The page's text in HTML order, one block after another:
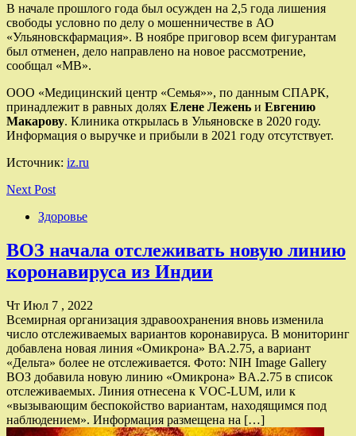
В начале прошлого года был осужден на 2,5 года лишения
свободы условно по делу о мошенничестве в АО
«Ульяновскфармация». В ноябре приговор всем фигурантам
был отменен, дело направлено на новое рассмотрение,
сообщал «МВ».
ООО «Медицинский центр «Семья»», по данным СПАРК,
принадлежит в равных долях Елене Лежень и Евгению
Макарову. Клиника открылась в Ульяновске в 2020 году.
Информация о выручке и прибыли в 2021 году отсутствует.
Источник: iz.ru
Next Post
Здоровье
ВОЗ начала отслеживать новую линию
коронавируса из Индии
Чт Июл 7 , 2022
Всемирная организация здравоохранения вновь изменила
число отслеживаемых вариантов коронавируса. В мониторинг
добавлена новая линия «Омикрона» BA.2.75, а вариант
«Дельта» более не отслеживается. Фото: NIH Image Gallery
ВОЗ добавила новую линию «Омикрона» BA.2.75 в список
отслеживаемых. Линия отнесена к VOC-LUM, или к
«вызывающим беспокойство вариантам, находящимся под
наблюдением». Информация размещена на […]